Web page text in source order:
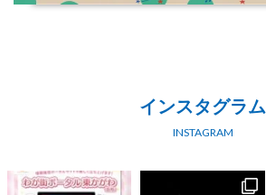
インスタグラム
INSTAGRAM